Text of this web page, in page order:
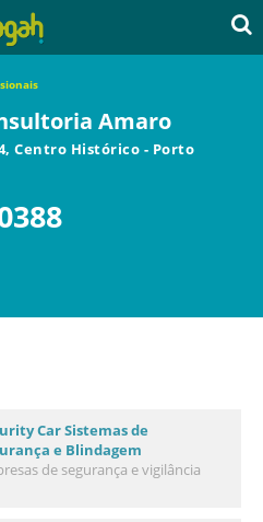
Amaro
Centro Histórico - Porto
Car Sistemas de
e Blindagem
de segurança e vigilância